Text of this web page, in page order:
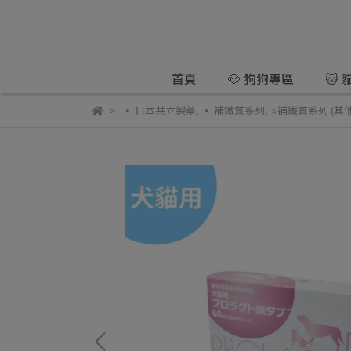
首頁 🐶 狗狗專區 🐱
▪️ 日本共立製藥, ▪️ 補鐵質系列, ⭐️補鐵質系列 (其